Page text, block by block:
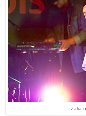
Zalia